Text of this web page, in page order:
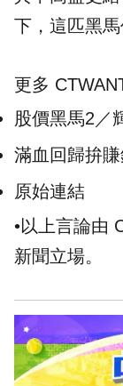
下，這匹黑馬
更多
股價黑馬2／
貨 買設備送
滿血回歸拚
錄影 禁菸區
原始連結
•以上言論由
新聞立場。